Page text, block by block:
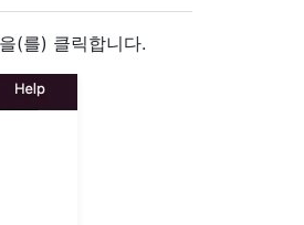
을(를) 클릭합니다.